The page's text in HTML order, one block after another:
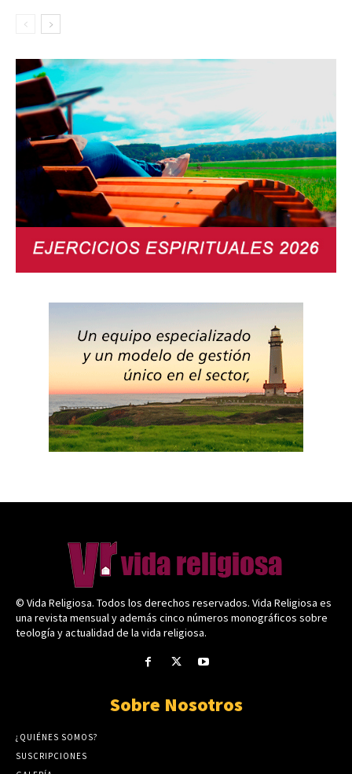
© Vida Religiosa. Todos los derechos reservados. Vida Religiosa es
una revista mensual y además cinco números monográficos sobre
teología y actualidad de la vida religiosa.
Sobre Nosotros
¿QUIÉNES SOMOS?
SUSCRIPCIONES